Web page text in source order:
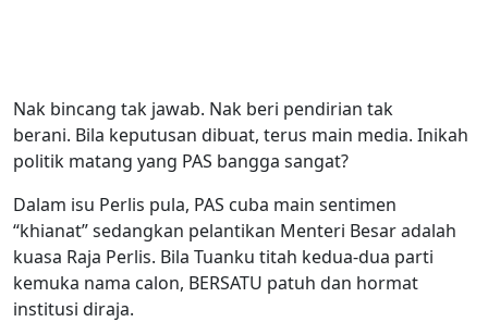
Nak bincang tak jawab. Nak beri pendirian tak
berani. Bila keputusan dibuat, terus main media. Inikah
politik matang yang PAS bangga sangat?
Dalam isu Perlis pula, PAS cuba main sentimen
“khianat” sedangkan pelantikan Menteri Besar adalah
kuasa Raja Perlis. Bila Tuanku titah kedua-dua parti
kemuka nama calon, BERSATU patuh dan hormat
institusi diraja.